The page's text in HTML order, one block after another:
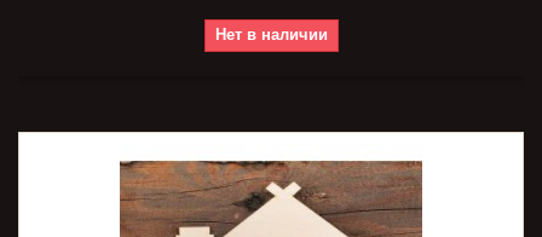
Нет в наличии